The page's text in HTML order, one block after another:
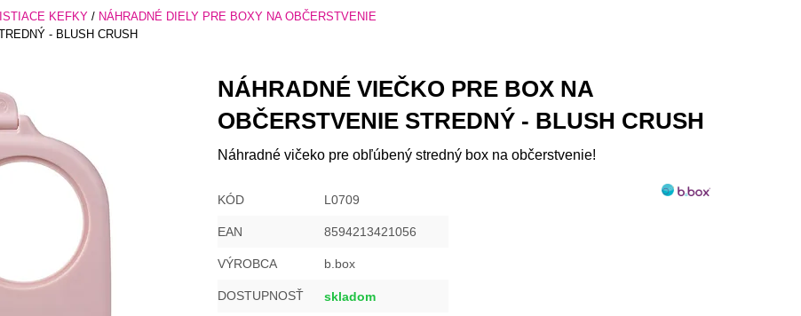
KEFKY / NÁHRADNÉ DIELY PRE BOXY NA OBČERSTVENIE
- BLUSH CRUSH
NÁHRADNÉ VIEČKO PRE BOX NA
OBČERSTVENIE STREDNÝ - BLUSH CRUSH
Náhradné vičeko pre obľúbený stredný box na občerstvenie!
KÓD L0709
EAN 8594213421056
VÝROBCA b.box
DOSTUPNOSŤ skladom